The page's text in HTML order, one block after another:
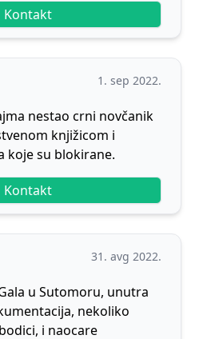
Kontakt
1. sep 2022.
nestao crni novčanik
knjižicom i
koje su blokirane.
Kontakt
31. avg 2022.
u Sutomoru, unutra
nekoliko
i naocare